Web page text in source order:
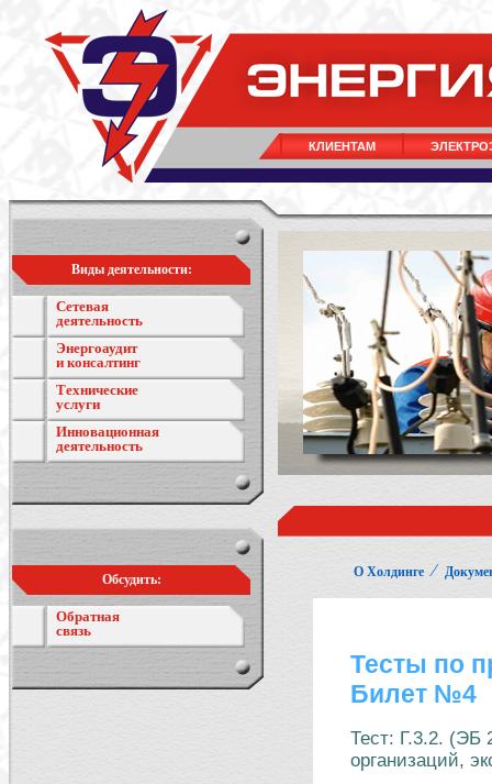
КЛИЕНТАМ
Виды деятельности:
Сетевая
деятельность
Энергоаудит
и консалтинг
Технические
услуги
Инновационная
деятельность
Обсудить:
Обратная
связь
О Холдинге ⁄